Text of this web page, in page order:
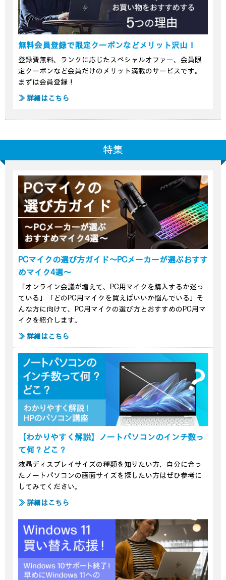
無料会員登録で限定クーポンなどメリット沢山！
登録費無料、ランクに応じたスペシャルオファー、会員限
定クーポンなど会員だけのメリット満載のサービスです。
まずは会員登録！
≫ 詳細はこちら
特集
PCマイクの選び方ガイド～PCメーカーが選ぶおすす
めマイク4選～
「オンライン会議が増えて、PC用マイクを購入するか迷っ
ている」「どのPC用マイクを買えばいいか悩んでいる」そ
んな方に向けて、PC用マイクの選び方とおすすめのPC用マ
イクを紹介します。
≫ 詳細はこちら
【わかりやすく解説】ノートパソコンのインチ数っ
て何？どこ？
液晶ディスプレイサイズの種類を知りたい方、自分に合っ
たノートパソコンの画面サイズを探したい方はぜひ参考に
してみてください。
≫ 詳細はこちら